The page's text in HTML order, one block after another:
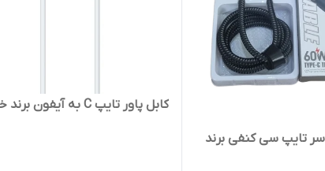
سر تایپ سی کنفی برند
کابل پاور تایپ C به آیفون برند خنجی